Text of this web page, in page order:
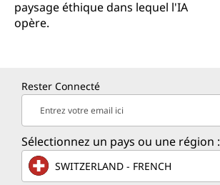
paysage éthique dans lequel l'IA
opère.
Rester Connecté
Entrez votre email ici
Sélectionnez un pays ou une région :
SWITZERLAND - FRENCH